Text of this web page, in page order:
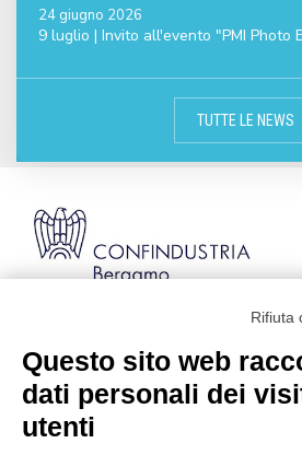
24 giugno 2026
9 luglio | Invito all'evento "PMI Photo
TUTTE LE NEWS
Codice Fiscale: 80021750163 | PEC:
info@pec.confindustriabergamo.it
Rifiuta
Questo sito web
dati personali dei
utenti